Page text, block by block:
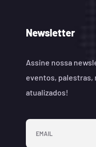
Newsletter
Assine nossa
eventos, palestras,
atualizados!